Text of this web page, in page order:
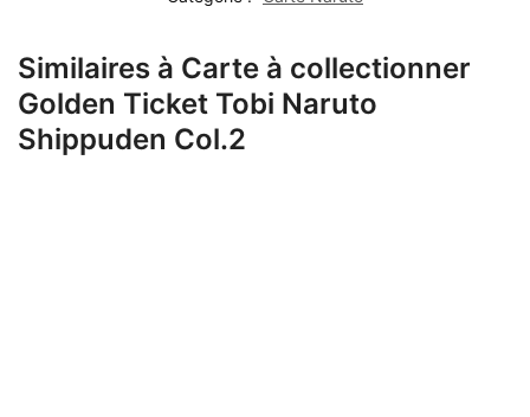
Similaires à Carte à collectionner
Golden Ticket Tobi Naruto
Shippuden Col.2